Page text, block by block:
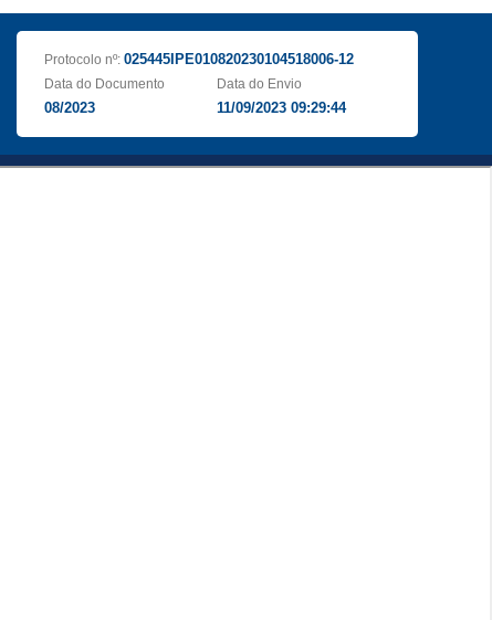
Protocolo nº: 025445IPE010820230104518006-12
Data do Documento
08/2023
Data do Envio
11/09/2023 09:29:44